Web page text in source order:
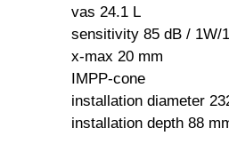
vas 24.1 L
sensitivity 85 dB / 1W/
x-max 20 mm
IMPP-cone
installation diameter
installation depth 88